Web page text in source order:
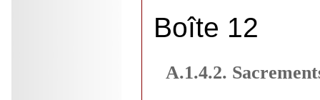
Boîte 12
A.1.4.2.